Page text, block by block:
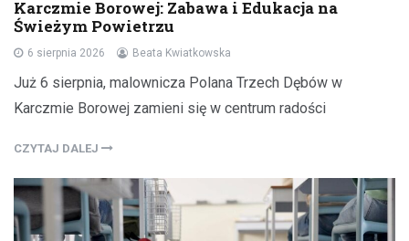
Karczmie Borowej: Zabawa i Edukacja na
Świeżym Powietrzu
6 sierpnia 2026 Beata Kwiatkowska
Już 6 sierpnia, malownicza Polana Trzech Dębów w
Karczmie Borowej zamieni się w centrum radości
CZYTAJ DALEJ